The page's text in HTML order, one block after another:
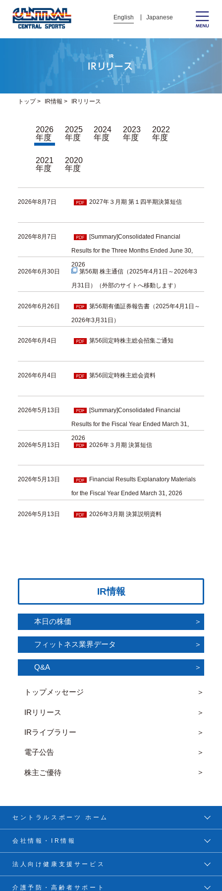
English Japanese
トップ> IR情報 > IRリリース
2026
年度
2025
年度
2024
年度
2023
年度
2022
年度
2021
年度
2020
年度
2026年8月7日 2027年３月期 第１四半期決算短信
2026年8月7日
[Summary]Consolidated Financial
Results for the Three Months Ended June 30,
2026
2026年6月30日
第56期 株主通信（2025年4月1日～2026年3
月31日）
（外部のサイトへ移動します）
2026年6月26日
第56期有価証券報告書（2025年4月1日～
2026年3月31日）
2026年6月4日 第56回定時株主総会招集ご通知
2026年6月4日 第56回定時株主総会資料
2026年5月13日
[Summary]Consolidated Financial
Results for the Fiscal Year Ended March 31,
2026
2026年5月13日
2026年３月期 決算短信
2026年5月13日
Financial Results Explanatory Materials
for the Fiscal Year Ended March 31, 2026
2026年5月13日 2026年3月期 決算説明資料
IR情報
本日の株価
フィットネス業界データ
Q&A
トップメッセージ
IRリリース
IRライブラリー
電子公告
株主ご優待
セントラルスポーツ ホーム
会社情報・IR情報
法人向け健康支援サービス
介護予防・高齢者サポート